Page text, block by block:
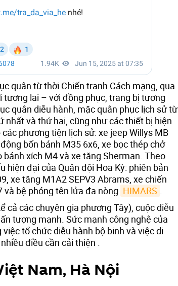
quân từ thời Chiến tranh Cách mạng, qua
lai – với đồng phục, trang bị tương
quân diễu hành, mặc quân phục lịch sử từ
nhất và thứ hai, cũng như các thiết bị hiện
phương tiện lịch sử: xe jeep Willys MB
bốn bánh M35 6x6, xe bọc thép chở
xích M4 và xe tăng Sherman. Theo
hiện đại của Quân đội Hoa Kỳ: phiên bản
xe tăng M1A2 SEPV3 Abrams, xe chiến
và bệ phóng tên lửa đa nòng HIMARS .
cả các chuyên gia phương Tây), cuộc diễu
tượng mạnh. Sức mạnh công nghệ của
tổ chức diễu hành bộ binh và việc di
điều cần cải thiện .
Nam, Hà Nội